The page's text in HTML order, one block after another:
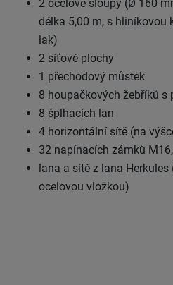
2 ocelové sloupy (Ø 160
délka 5,00 m, s hliníkovou
lak)
2 síťové plochy
1 přechodový můstek
8 houpačkových žebříků
8 šplhacích lan
4 horizontální sítě (na
32 napínacích zámků
lana a sítě z lana
ocelovou vložkou)